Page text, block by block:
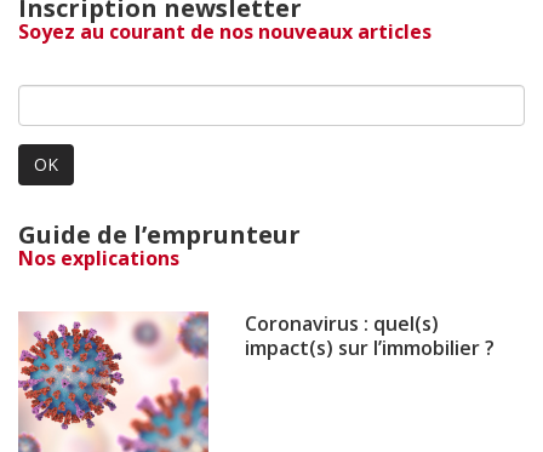
Inscription newsletter
Soyez au courant de nos nouveaux articles
OK
Guide de l’emprunteur
Nos explications
Coronavirus : quel(s)
impact(s) sur l’immobilier ?